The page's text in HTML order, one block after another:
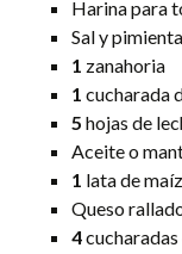
Harina para
Sal y
1 zanahoria
1 cucharada
5 hojas de
Aceite o
1 lata de
Queso
4